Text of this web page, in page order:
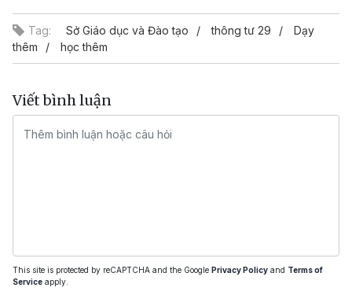
Tag: Sở Giáo dục và Đào tạo thông tư 29
Dạy
thêm
học thêm
Viết bình luận
This site is protected by reCAPTCHA and the Google Privacy Policy and Terms of
Service apply.